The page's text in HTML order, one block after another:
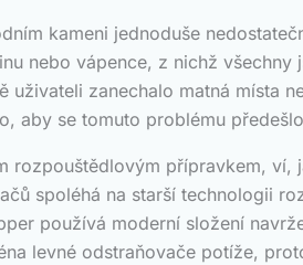
kameni jednoduše
nebo vápence, z nichž
zanechalo matná místa
aby se tomuto problému
přípravkem, ví,
spoléhá na starší technologii
používá moderní složení
levné odstraňovače potíže,